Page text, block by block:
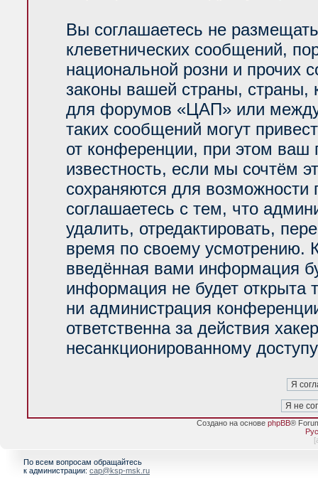
Вы соглашаетесь не
клеветнических сообщений,
национальной розни и прочих
законы вашей страны, страны,
для форумов «ЦАП» или
таких сообщений могут
от конференции, при этом ваш
известность, если мы сочтём
сохраняются для возможности
соглашаетесь с тем, что
удалить, отредактировать,
время по своему усмотрению.
введённая вами информация
информация не будет открыта
ни администрация
ответственна за действия
несанкционированному
Создано на основе phpBB®
[
По всем вопросам обращайтесь
к администрации: cap@ksp-msk.ru